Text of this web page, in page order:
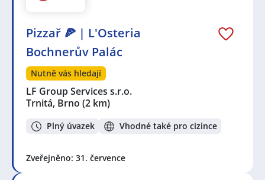
Pizzař 🍕 | L'Osteria
Bochnerův Palác
Nutně vás hledají
LF Group Services s.r.o.
Trnitá, Brno (2 km)
Plný úvazek Vhodné také pro cizince
Zveřejněno: 31. července